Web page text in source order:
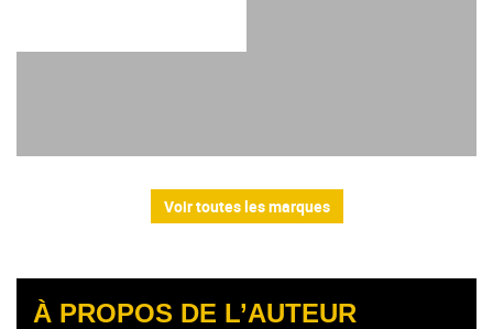
Voir toutes les marques
À PROPOS DE L’AUTEUR